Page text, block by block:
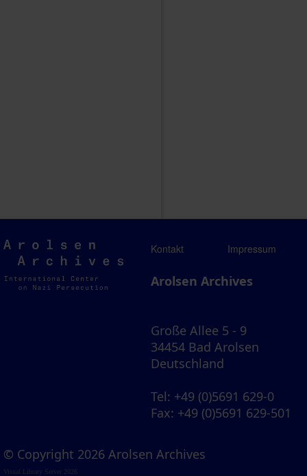
Arolsen
Archives
Kontakt Impressum
Arolsen Archives
Große Allee 5 - 9
34454 Bad Arolsen
Deutschland
Tel: +49 (0)5691 629-0
Fax: +49 (0)5691 629-501
© Copyright 2026 Arolsen Archives
Visual Library Server 2026